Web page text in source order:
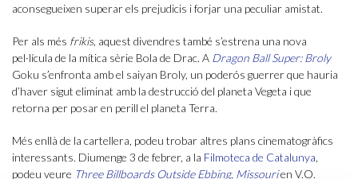
aconsegueixen superar els prejudicis i forjar una peculiar amistat.
Per als més frikis, aquest divendres també s’estrena una nova
pel·lícula de la mítica sèrie Bola de Drac. A Dragon Ball Super: Broly
Goku s’enfronta amb el saiyan Broly, un poderós guerrer que hauria
d’haver sigut eliminat amb la destrucció del planeta Vegeta i que
retorna per posar en perill el planeta Terra.
Més enllà de la cartellera, podeu trobar altres plans cinematogràfics
interessants. Diumenge 3 de febrer, a la Filmoteca de Catalunya,
podeu veure Three Billboards Outside Ebbing, Missourien V.O.